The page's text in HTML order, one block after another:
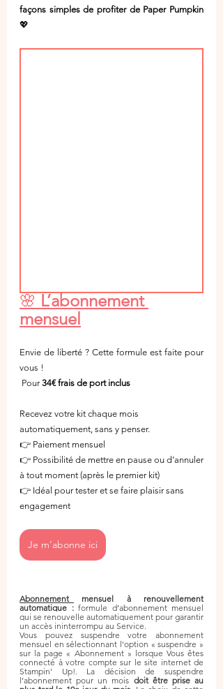
façons simples de profiter de Paper Pumpkin
💖
🌸 L’abonnement
mensuel
Envie de liberté ? Cette formule est faite pour
vous !
Pour 34€ frais de port inclus
Recevez votre kit chaque mois
automatiquement, sans y penser.
👉 Paiement mensuel
👉 Possibilité de mettre en pause ou d’annuler
à tout moment (après le premier kit)
👉 Idéal pour tester et se faire plaisir sans
engagement
Je m’abonne ici
Abonnement mensuel à renouvellement
automatique : formule d’abonnement mensuel
qui se renouvelle automatiquement pour garantir
un accès ininterrompu au Service.
Vous pouvez suspendre votre abonnement
mensuel en sélectionnant l'option « suspendre »
sur la page « Abonnement » lorsque Vous êtes
connecté à votre compte sur le site internet de
Stampin' Up!. La décision de suspendre
l’abonnement pour un mois doit être prise au